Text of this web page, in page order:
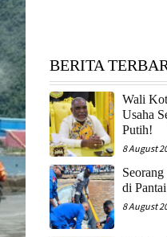
BERITA
Wali
Usaha
Putih!
8 August
di
8 August